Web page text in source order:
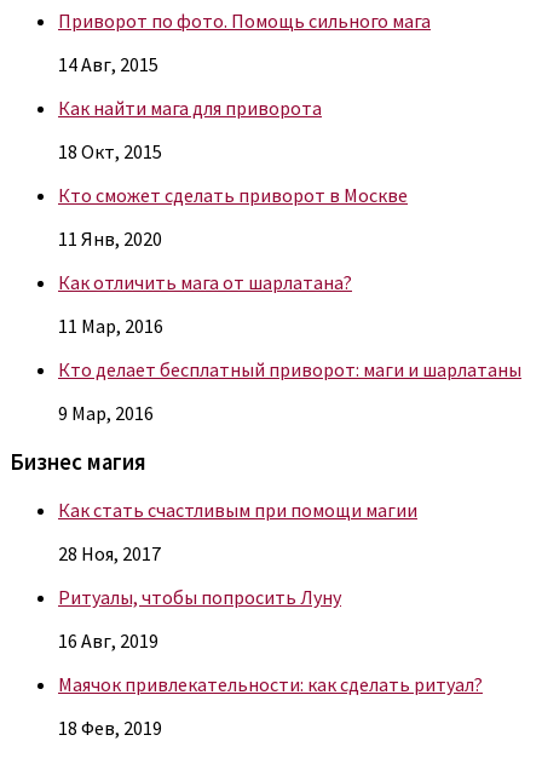
Приворот по фото. Помощь сильного мага
14 Авг, 2015
Как найти мага для приворота
18 Окт, 2015
Кто сможет сделать приворот в Москве
11 Янв, 2020
Как отличить мага от шарлатана?
11 Мар, 2016
Кто делает бесплатный приворот: маги и шарлатаны
9 Мар, 2016
Бизнес магия
Как стать счастливым при помощи магии
28 Ноя, 2017
Ритуалы, чтобы попросить Луну
16 Авг, 2019
Маячок привлекательности: как сделать ритуал?
18 Фев, 2019